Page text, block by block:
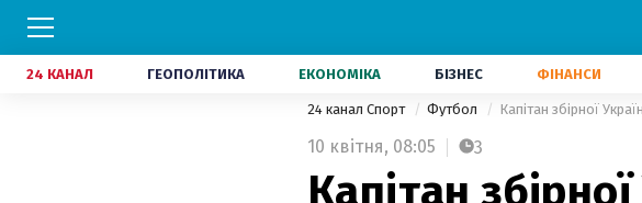
24 КАНАЛ ГЕОПОЛІТИКА ЕКОНОМІКА БІЗНЕС ФІНАНСИ
24 канал Спорт Футбол Капітан збірної
10 квітня, 08:05 3
Капітан